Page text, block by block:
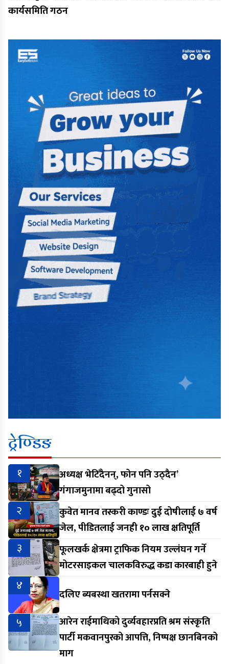
कार्यसमिति गठन
ट्रेण्डिङ
१
अध्यक्ष भेटिँदैनन्, फोन पनि उठ्दैन’
गंगाजमुनामा बढ्दो गुनासो
२
कुवेत मानव तस्करी काण्डः दुई दोषीलाई ७ वर्ष
जेल, पीडितलाई जनही १० लाख क्षतिपूर्ति
३
फूलखर्क क्षेत्रमा ट्राफिक नियम उल्लंघन गर्ने
मोटरसाइकल चालकविरुद्ध कडा कारबाही हुने
४
दलिए ब्यबस्था खतरामा पर्नसक्ने
५
आरेन राईमाथिको दुर्व्यवहारप्रति श्रम संस्कृति
पार्टी मकवानपुरको आपत्ति, निष्पक्ष छानबिनको
माग